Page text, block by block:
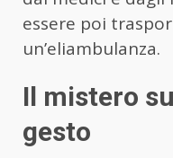
essere poi
un’eliambulanza.
Il mistero
gesto